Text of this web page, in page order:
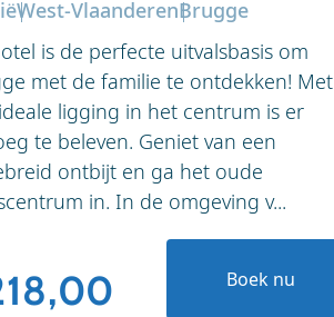
West-VlaanderenBrugge
is de perfecte uitvalsbasis om
met de familie te ontdekken! Met
ligging in het centrum is er
te beleven. Geniet van een
ontbijt en ga het oude
in. In de omgeving v...
Boek nu